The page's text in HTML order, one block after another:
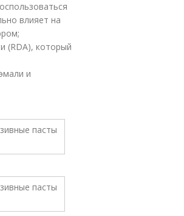
влияет на
(RDA), который
и